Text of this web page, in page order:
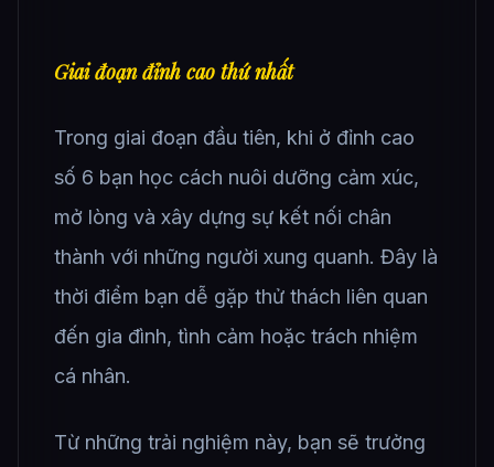
Giai đoạn đỉnh cao thứ nhất
Trong giai đoạn đầu tiên, khi ở đỉnh cao
số 6 bạn học cách nuôi dưỡng cảm xúc,
mở lòng và xây dựng sự kết nối chân
thành với những người xung quanh. Đây là
thời điểm bạn dễ gặp thử thách liên quan
đến gia đình, tình cảm hoặc trách nhiệm
cá nhân.
Từ những trải nghiệm này, bạn sẽ trưởng